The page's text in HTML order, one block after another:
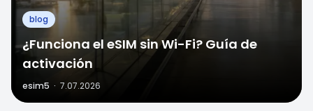
blog
¿Funciona el eSIM sin Wi-Fi? Guía de
activación
esim5 · 7.07.2026